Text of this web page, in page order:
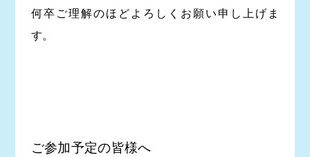
何卒ご理解のほどよろしくお願い申し上げま
す。
ご参加予定の皆様へ